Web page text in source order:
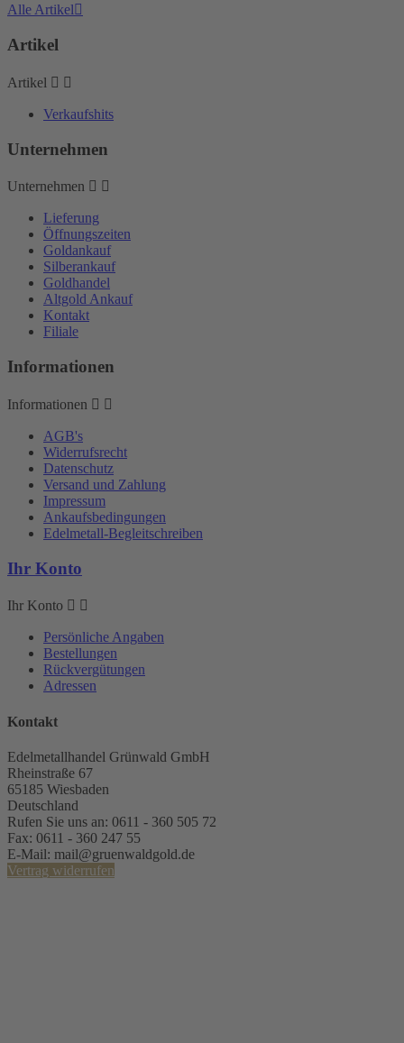
Alle Artikel
Artikel
Artikel  
Verkaufshits
Unternehmen
Unternehmen  
Lieferung
Öffnungszeiten
Goldankauf
Silberankauf
Goldhandel
Altgold Ankauf
Kontakt
Filiale
Informationen
Informationen  
AGB's
Widerrufsrecht
Datenschutz
Versand und Zahlung
Impressum
Ankaufsbedingungen
Edelmetall-Begleitschreiben
Ihr Konto
Ihr Konto  
Persönliche Angaben
Bestellungen
Rückvergütungen
Adressen
Kontakt
Edelmetallhandel Grünwald GmbH
Rheinstraße 67
65185 Wiesbaden
Deutschland
Rufen Sie uns an: 0611 - 360 505 72
Fax: 0611 - 360 247 55
E-Mail: mail@gruenwaldgold.de
Vertrag widerrufen